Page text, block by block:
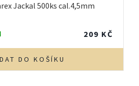
Jackal 500ks cal.4,5mm
209 KČ
DO KOŠÍKU